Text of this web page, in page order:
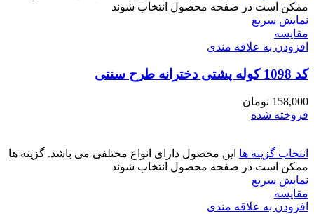
ممکن است در صفحه محصول انتخاب شوند
نمایش سریع
مقايسه
افزودن به علاقه مندی
کد 1098 کوله پشتی دخترانه طرح سنتی
158,000 تومان
فروخته شده
انتخاب گزینه ها این محصول دارای انواع مختلفی می باشد. گزینه ها
ممکن است در صفحه محصول انتخاب شوند
نمایش سریع
مقايسه
افزودن به علاقه مندی